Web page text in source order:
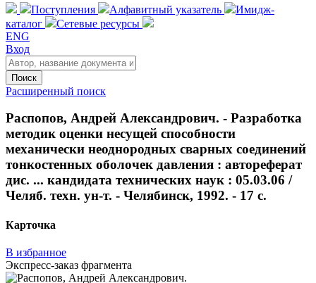
Поступления Алфавитный указатель
Имидж-
каталог
Сетевые ресурсы
ENG
Вход
Поиск
Расширенный поиск
Распопов, Андрей Александрович. - Разработка
методик оценки несущей способности
механически неоднородных сварных соединений
тонкостенных оболочек давления : автореферат
дис. ... кандидата технических наук : 05.03.06 /
Челяб. техн. ун-т. - Челябинск, 1992. - 17 с.
Карточка
В избранное
Экспресс-заказ фрагмента